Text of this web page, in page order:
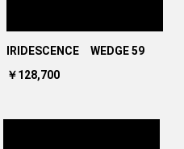
IRIDESCENCE WEDGE 59
￥128,700